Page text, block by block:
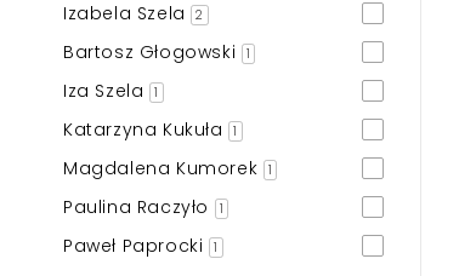
Izabela Szela 2
Bartosz Głogowski 1
Iza Szela 1
Katarzyna Kukuła 1
Magdalena Kumorek 1
Paulina Raczyło 1
Paweł Paprocki 1